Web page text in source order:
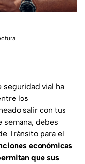
seguridad vial ha
los
salir con tus
semana, debes
Tránsito para el
económicas
que sus